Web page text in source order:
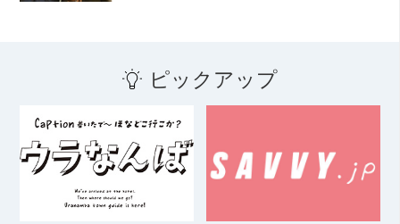
ピックアップ